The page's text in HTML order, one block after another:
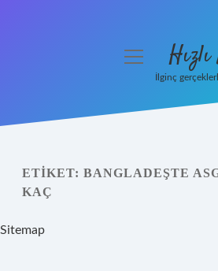
Yasal Uyarı
menüyü
İlginç
ETIKET: BANGLADEŞTE
KAÇ
Sitemap